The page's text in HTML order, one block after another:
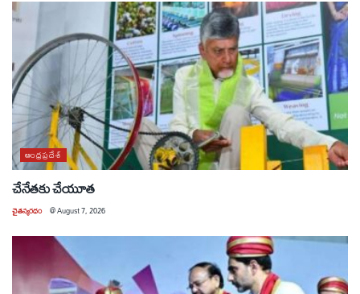
ఆంధ్రప్రదేశ్
చేనేతకు చేయూత
చైతన్యరధం @August 7, 2026